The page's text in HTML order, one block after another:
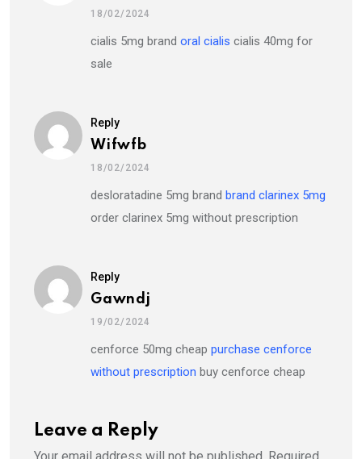
18/02/2024
cialis 5mg brand oral cialis cialis 40mg for
sale
Reply
Wifwfb
18/02/2024
desloratadine 5mg brand brand clarinex 5mg
order clarinex 5mg without prescription
Reply
Gawndj
19/02/2024
cenforce 50mg cheap purchase cenforce
without prescription buy cenforce cheap
Leave a Reply